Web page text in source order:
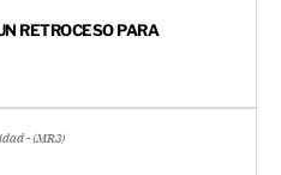
RETROCESO PARA
- (MR3)